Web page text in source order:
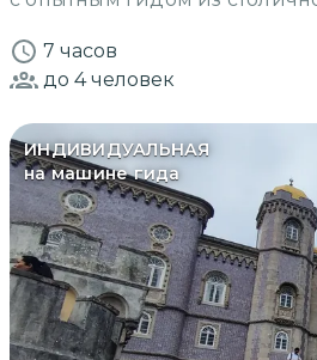
7 часов
до 4человек
ИНДИВИДУАЛЬНАЯ
на машине гида